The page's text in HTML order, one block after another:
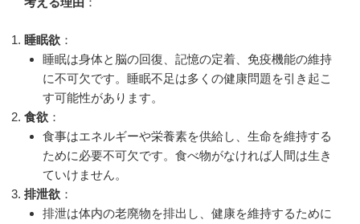
睡眠欲 ：
睡眠は身体と脳の回復、記憶の定着、免疫機能の維持
に不可欠です。睡眠不足は多くの健康問題を引き起こ
す可能性があります。
食欲 ：
食事はエネルギーや栄養素を供給し、生命を維持する
ために必要不可欠です。食べ物がなければ人間は生き
ていけません。
排泄欲 ：
排泄は体内の老廃物を排出し、健康を維持するために